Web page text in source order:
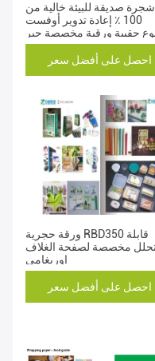
شجرة صديقة للبيئة خالية من
100 ٪ إعادة تدوير أوفست
حقيبة ورقية مخصصة حبر
مقاوم للماء الأكمام تصميم
مخصصاحصل على أفضل سعر
ورقة حجرية RBD350 قابلة
مخصصة لصفحة الغلاف
اوريغامي
احصل على أفضل سعر